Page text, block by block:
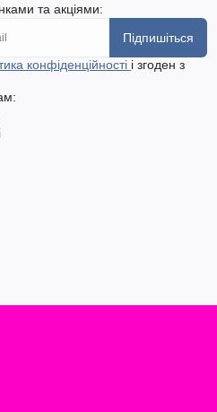
та акціями:
Підпишіться
конфіденційності і згоден з